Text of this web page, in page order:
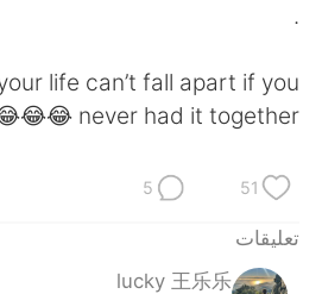
Español
.
life can’t fall apart if you
never had it together 😂😂😂😂
51
5
تعليقات
lucky 王乐乐